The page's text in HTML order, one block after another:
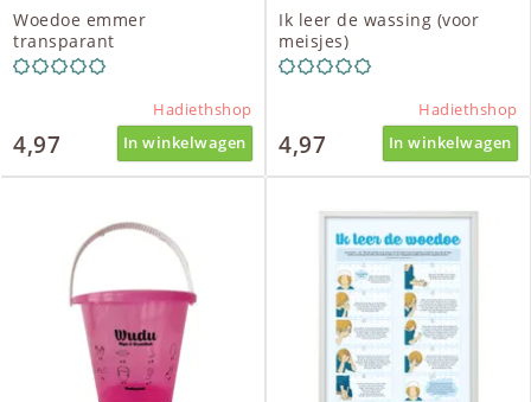
Woedoe emmer
transparant
Hadiethshop
4,97 In winkelwagen
Ik leer de wassing (voor
meisjes)
Hadiethshop
4,97 In winkelwagen